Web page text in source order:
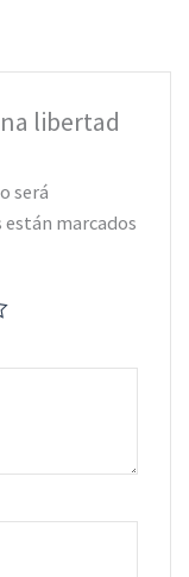
libertad
será
marcados